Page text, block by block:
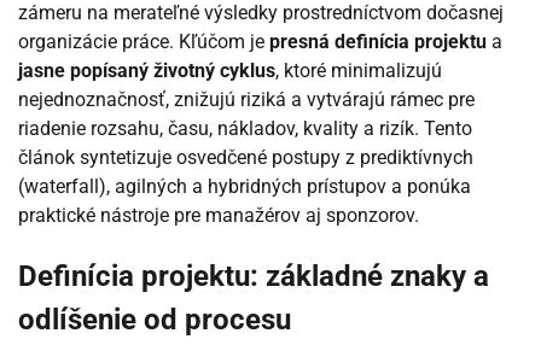
zámeru na merateľné výsledky prostredníctvom dočasnej
organizácie práce. Kľúčom je presná definícia projektu a
jasne popísaný životný cyklus, ktoré minimalizujú
nejednoznačnosť, znižujú riziká a vytvárajú rámec pre
riadenie rozsahu, času, nákladov, kvality a rizík. Tento
článok syntetizuje osvedčené postupy z prediktívnych
(waterfall), agilných a hybridných prístupov a ponúka
praktické nástroje pre manažérov aj sponzorov.
Definícia projektu: základné znaky a
odlíšenie od procesu